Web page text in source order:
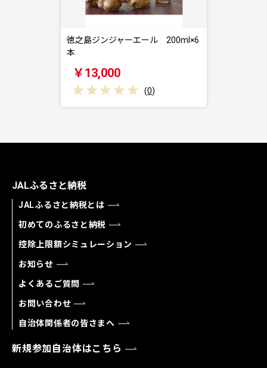
徳之島ジンジャーエール 200ml×6
本
￥13,000
(0)
JALふるさと納税
JALふるさと納税とは
初めてのふるさと納税
控除上限額シミュレーション
お知らせ
よくあるご質問
お問い合わせ
自治体関係者の皆さまへ
新規参加自治体はこちら